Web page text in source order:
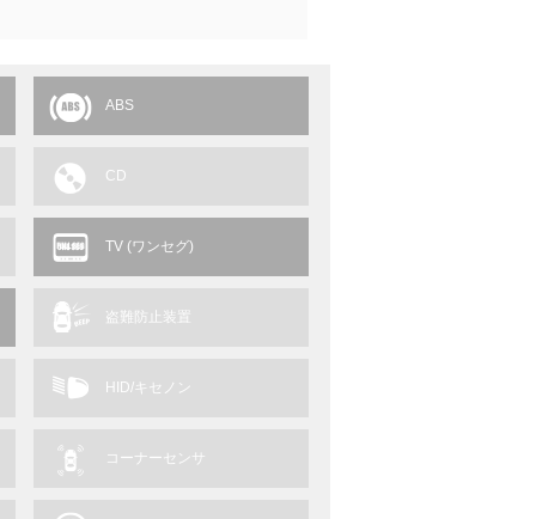
ABS
CD
TV (ワンセグ)
盗難防止装置
HID/キセノン
コーナーセンサ